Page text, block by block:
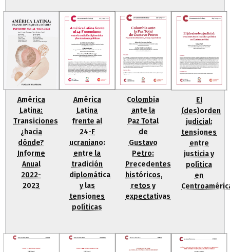
América
Latina:
Transiciones
¿hacia
dónde?
Informe
Anual
2022-
2023
América
Latina
frente al
24-F
ucraniano:
entre la
tradición
diplomática
y las
tensiones
políticas
Colombia
ante la
Paz Total
de
Gustavo
Petro:
Precedentes
históricos,
retos y
expectativas
El
(des)orden
judicial:
tensiones
entre
justicia y
política
en